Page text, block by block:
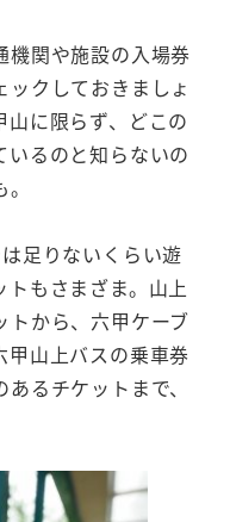
機関や施設の入場券
クしておきましょ
に限らず、どこの
るのと知らないの
足りないくらい遊
もさまざま。山上
トから、六甲ケーブ
甲山上バスの乗車券
るチケットまで、